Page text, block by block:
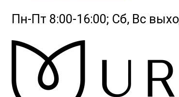
Пн-Пт 8:00-16:00; Сб, Вс